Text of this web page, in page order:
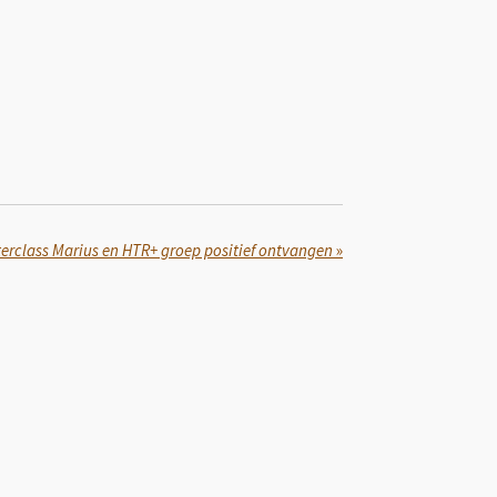
Marius en HTR+ groep positief ontvangen »